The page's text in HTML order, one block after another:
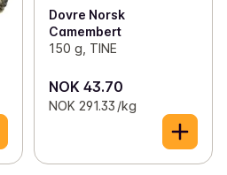
Dovre Norsk
Camembert
150 g, TINE
NOK 43.70
NOK 291.33 /kg